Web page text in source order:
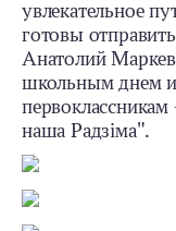
увлекательное
готовы
Анатолий
школьным днем
наша Радзіма".